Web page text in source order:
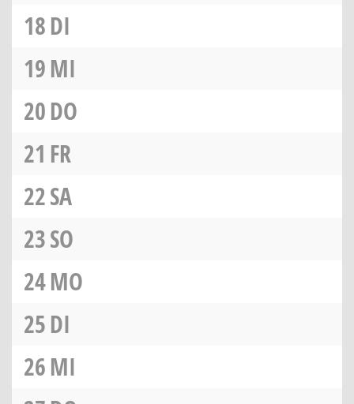
18DI
19MI
20DO
21 FR
22SA
23SO
24MO
25DI
26MI